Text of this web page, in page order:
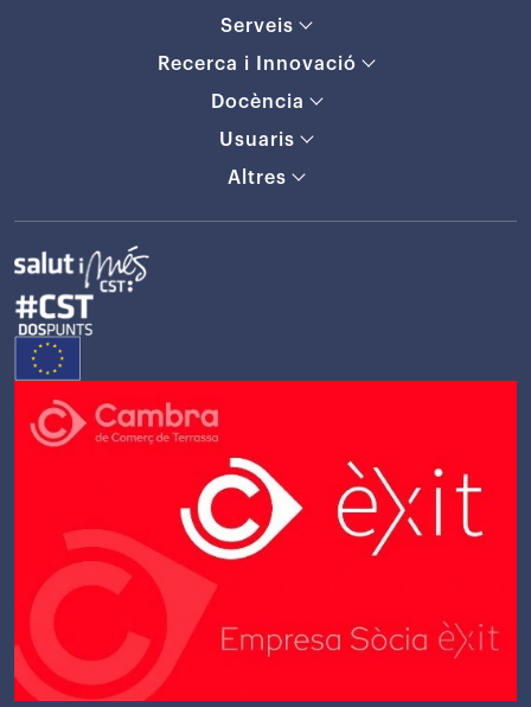
Serveis
Recerca i Innovació
Docència
Usuaris
Altres